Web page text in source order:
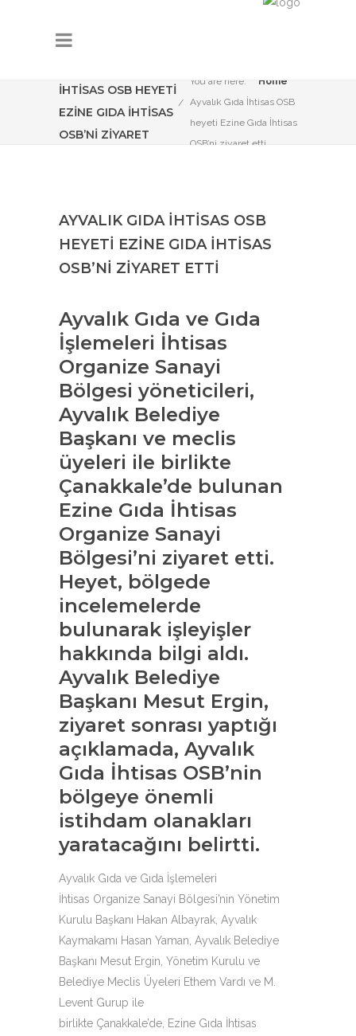
İHTISAS OSB HEYETI
EZINE GIDA İHTISAS
OSB’NI ZIYARET
You are here:
Home
Ayvalık Gıda İhtisas OSB
heyeti Ezine Gıda İhtisas
OSB’ni ziyaret etti
AYVALIK GIDA İHTISAS OSB
HEYETI EZINE GIDA İHTISAS
OSB’NI ZIYARET ETTI
Ayvalık Gıda ve Gıda
İşlemeleri İhtisas
Organize Sanayi
Bölgesi yöneticileri,
Ayvalık Belediye
Başkanı ve meclis
üyeleri ile birlikte
Çanakkale’de bulunan
Ezine Gıda İhtisas
Organize Sanayi
Bölgesi’ni ziyaret etti.
Heyet, bölgede
incelemelerde
bulunarak işleyişler
hakkında bilgi aldı.
Ayvalık Belediye
Başkanı Mesut Ergin,
ziyaret sonrası yaptığı
açıklamada, Ayvalık
Gıda İhtisas OSB’nin
bölgeye önemli
istihdam olanakları
yaratacağını belirtti.
Ayvalık Gıda ve Gıda İşlemeleri
İhtisas Organize Sanayi Bölgesi’nin Yönetim
Kurulu Başkanı Hakan Albayrak, Ayvalık
Kaymakamı Hasan Yaman, Ayvalık Belediye
Başkanı Mesut Ergin, Yönetim Kurulu ve
Belediye Meclis Üyeleri Ethem Vardı ve M.
Levent Gurup ile
birlikte Çanakkale’de, Ezine Gıda İhtisas